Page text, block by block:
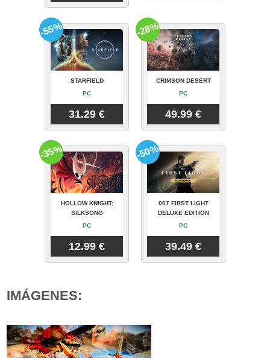
STARFIELD
PC
31.29 €
-55%
CRIMSON DESERT
PC
49.99 €
-28%
HOLLOW KNIGHT:
SILKSONG
PC
12.99 €
-35%
007 FIRST LIGHT
DELUXE EDITION
PC
39.49 €
-50%
IMÁGENES: